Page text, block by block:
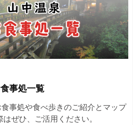
食事処一覧
事処や食べ歩きのご紹介とマップ
ぜひ、ご活用ください。